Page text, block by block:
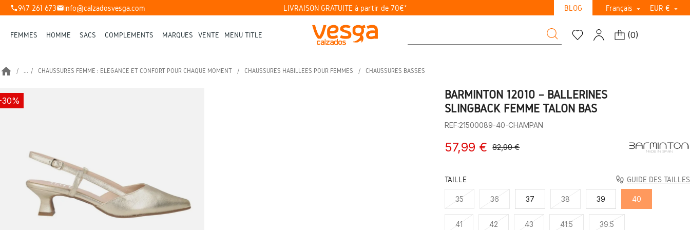
phone947 261 673mailinfo@calzadosvesga.com LIVRAISON GRATUITE à partir de 70€* BLOG Français  EUR € 
FEMMES HOMME SACS COMPLÉMENTS MARQUES VENTE MENU TITLE (0)
home ... CHAUSSURES FEMME : ÉLÉGANCE ET CONFORT POUR CHAQUE MOMENT CHAUSSURES HABILLÉES POUR FEMMES CHAUSSURES BASSES
BARMINTON 12010 – BALLERINES
SLINGBACK FEMME TALON BAS
REF:21500089-40-CHAMPAN
57,99 € 82,99 €
TAILLE GUIDE DES TAILLES
35 36 37 38 39 40
41 42 43 41.5 39.5